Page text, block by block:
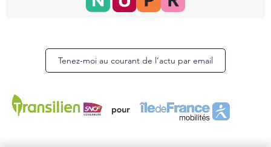
Tenez-moi au courant de l’actu par email